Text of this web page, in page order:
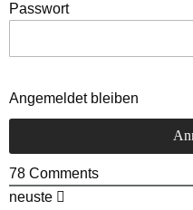
Passwort
Angemeldet bleiben
78 Comments
neuste